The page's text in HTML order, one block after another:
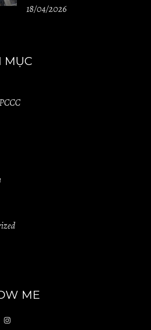
18/04/2026
MỤC
ME